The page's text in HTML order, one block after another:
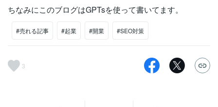
ちなみにこのブログはGPTsを使って書いてます。
#売れる記事 #起業 #開業 #SEO対策
3